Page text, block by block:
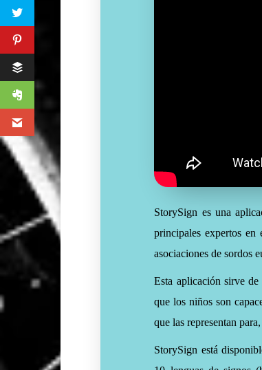
StorySign es una
principales expertos
asociaciones de sordos
Esta aplicación sirve
que los niños son
que las representan
StorySign está